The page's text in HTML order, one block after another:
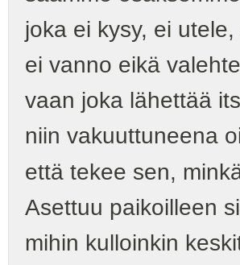
joka ei kysy, ei
ei vanno eikä
vaan joka lähettää
niin vakuuttuneena
että tekee sen,
Asettuu paikoilleen
mihin kulloinkin